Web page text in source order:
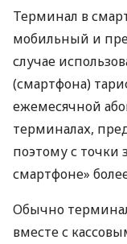
Терминал в
мобильный и
случае
(смартфона)
ежемесячной
терминалах,
поэтому с точки
смартфоне»
Обычно
вместе с